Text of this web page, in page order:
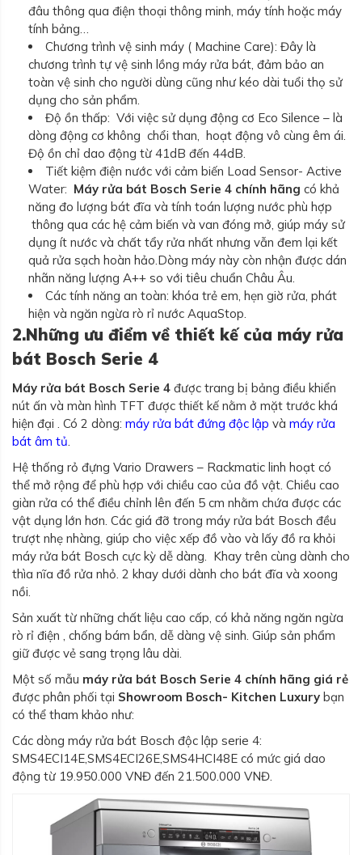
đâu thông qua điện thoại thông minh, máy tính hoặc máy
tính bảng…
Chương trình vệ sinh máy ( Machine Care): Đây là
chương trình tự vệ sinh lồng máy rửa bát, đảm bảo an
toàn vệ sinh cho người dùng cũng như kéo dài tuổi thọ sử
dụng cho sản phẩm.
Độ ồn thấp: Với việc sử dụng động cơ Eco Silence – là
dòng động cơ không chổi than, hoạt động vô cùng êm ái.
Độ ồn chỉ dao động từ 41dB đến 44dB.
Tiết kiệm điện nước với cảm biến Load Sensor- Active
Water: Máy rửa bát Bosch Serie 4 chính hãng có khả
năng đo lượng bát đĩa và tính toán lượng nước phù hợp
thông qua các hệ cảm biến và van đóng mở, giúp máy sử
dụng ít nước và chất tẩy rửa nhất nhưng vẫn đem lại kết
quả rửa sạch hoàn hảo.Dòng máy này còn nhận được dán
nhãn năng lượng A++ so với tiêu chuẩn Châu Âu.
Các tính năng an toàn: khóa trẻ em, hẹn giờ rửa, phát
hiện và ngăn ngừa rò rỉ nước AquaStop.
2.Những ưu điểm về thiết kế của máy rửa
bát Bosch Serie 4
Máy rửa bát Bosch Serie 4 được trang bị bảng điều khiển
nút ấn và màn hình TFT được thiết kế nằm ở mặt trước khá
hiện đại . Có 2 dòng: máy rửa bát đứng độc lập và máy rửa
bát âm tủ.
Hệ thống rỏ đựng Vario Drawers – Rackmatic linh hoạt có
thể mở rộng để phù hợp với chiều cao của đồ vật. Chiều cao
giàn rửa có thể điều chỉnh lên đến 5 cm nhằm chứa được các
vật dụng lớn hơn. Các giá đỡ trong máy rửa bát Bosch đều
trượt nhẹ nhàng, giúp cho việc xếp đồ vào và lấy đồ ra khỏi
máy rửa bát Bosch cực kỳ dễ dàng. Khay trên cùng dành cho
thìa nĩa đồ rửa nhỏ. 2 khay dưới dành cho bát đĩa và xoong
nồi.
Sản xuất từ những chất liệu cao cấp, có khả năng ngăn ngừa
rò rỉ điện , chống bám bẩn, dễ dàng vệ sinh. Giúp sản phẩm
giữ được vẻ sang trọng lâu dài.
Một số mẫu máy rửa bát Bosch Serie 4 chính hãng giá rẻ
được phân phối tại Showroom Bosch- Kitchen Luxury bạn
có thể tham khảo như:
Các dòng máy rửa bát Bosch độc lập serie 4:
SMS4ECI14E,SMS4ECI26E,SMS4HCI48E có mức giá dao
động từ 19.950.000 VNĐ đến 21.500.000 VNĐ.